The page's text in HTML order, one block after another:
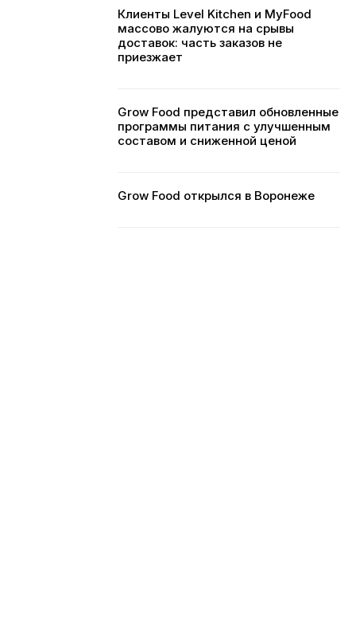
Клиенты Level Kitchen и MyFood
массово жалуются на срывы
доставок: часть заказов не
приезжает
Grow Food представил обновленные
программы питания с улучшенным
составом и сниженной ценой
Grow Food открылся в Воронеже